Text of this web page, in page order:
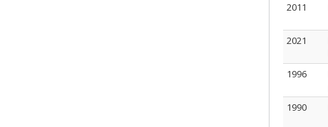
2011
2021
1996
1990